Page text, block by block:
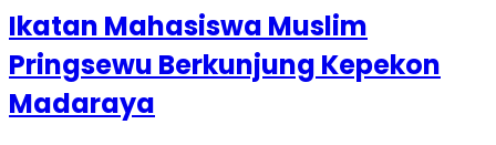
Ikatan Mahasiswa Muslim
Pringsewu Berkunjung Kepekon
Madaraya